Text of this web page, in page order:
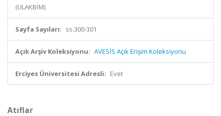
(ULAKBİM)
Sayfa Sayıları: ss.300-301
Açık Arşiv Koleksiyonu: AVESİS Açık Erişim Koleksiyonu
Erciyes Üniversitesi Adresli: Evet
Atıflar